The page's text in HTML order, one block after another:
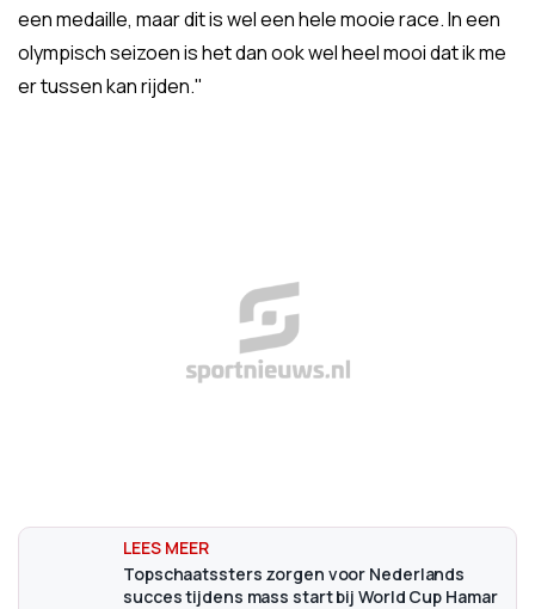
een medaille, maar dit is wel een hele mooie race. In een
olympisch seizoen is het dan ook wel heel mooi dat ik me
er tussen kan rijden."
Topschaatssters zorgen voor Nederlands
succes tijdens mass start bij World Cup Hamar